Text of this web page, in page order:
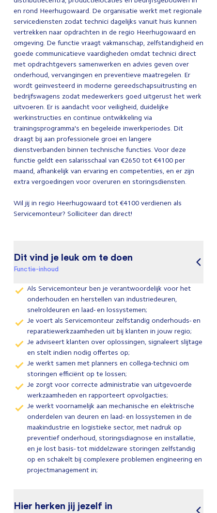
en rond Heerhugowaard. De organisatie werkt met regionale
servicediensten zodat technici dagelijks vanuit huis kunnen
vertrekken naar opdrachten in de regio Heerhugowaard en
omgeving. De functie vraagt vakmanschap, zelfstandigheid en
goede communicatieve vaardigheden omdat technici direct
met opdrachtgevers samenwerken en advies geven over
onderhoud, vervangingen en preventieve maatregelen. Er
wordt geïnvesteerd in moderne gereedschapsuitrusting en
bedrijfswagens zodat medewerkers goed uitgerust het werk
uitvoeren. Er is aandacht voor veiligheid, duidelijke
werkinstructies en continue ontwikkeling via
trainingsprogramma's en begeleide inwerkperiodes. Dit
draagt bij aan professionele groei en langere
dienstverbanden binnen technische functies. Voor deze
functie geldt een salarisschaal van €2650 tot €4100 per
maand, afhankelijk van ervaring en competenties, en er zijn
extra vergoedingen voor overuren en storingsdiensten.
Wil jij in regio Heerhugowaard tot €4100 verdienen als
Servicemonteur? Solliciteer dan direct!
Dit vind je leuk om te doen
Functie-inhoud
Als Servicemonteur ben je verantwoordelijk voor het
onderhouden en herstellen van industriedeuren,
snelroldeuren en laad- en lossystemen;
Je voert als Servicemonteur zelfstandig onderhouds- en
reparatiewerkzaamheden uit bij klanten in jouw regio;
Je adviseert klanten over oplossingen, signaleert slijtage
en stelt indien nodig offertes op;
Je werkt samen met planners en collega-technici om
storingen efficiënt op te lossen;
Je zorgt voor correcte administratie van uitgevoerde
werkzaamheden en rapporteert opvolgacties;
Je werkt voornamelijk aan mechanische en elektrische
onderdelen van deuren en laad- en lossystemen in de
maakindustrie en logistieke sector, met nadruk op
preventief onderhoud, storingsdiagnose en installatie,
en je lost basis- tot middelzware storingen zelfstandig
op en schakelt bij complexere problemen engineering en
projectmanagement in;
Hier herken jij jezelf in